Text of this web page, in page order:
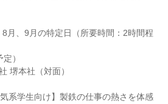
月、9月の特定日（所要時間：2時間程
）
堺本社（対面）
系学生向け】製鉄の仕事の熱さを体感